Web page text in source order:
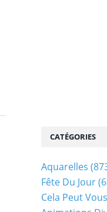
CATÉGORIES
Aquarelles
Fête Du Jour
Cela Peut